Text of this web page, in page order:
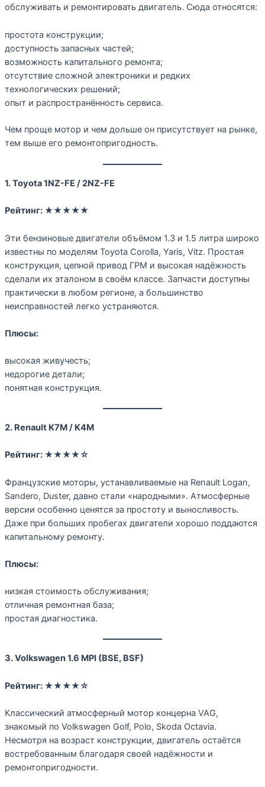
обслуживать и ремонтировать двигатель. Сюда относятся:
простота конструкции;
доступность запасных частей;
возможность капитального ремонта;
отсутствие сложной электроники и редких
технологических решений;
опыт и распространённость сервиса.
Чем проще мотор и чем дольше он присутствует на рынке,
тем выше его ремонтопригодность.
1. Toyota 1NZ-FE / 2NZ-FE
Рейтинг: ★★★★★
Эти бензиновые двигатели объёмом 1.3 и 1.5 литра широко
известны по моделям Toyota Corolla, Yaris, Vitz. Простая
конструкция, цепной привод ГРМ и высокая надёжность
сделали их эталоном в своём классе. Запчасти доступны
практически в любом регионе, а большинство
неисправностей легко устраняются.
Плюсы:
высокая живучесть;
недорогие детали;
понятная конструкция.
2. Renault K7M / K4M
Рейтинг: ★★★★☆
Французские моторы, устанавливаемые на Renault Logan,
Sandero, Duster, давно стали «народными». Атмосферные
версии особенно ценятся за простоту и выносливость.
Даже при больших пробегах двигатели хорошо поддаются
капитальному ремонту.
Плюсы:
низкая стоимость обслуживания;
отличная ремонтная база;
простая диагностика.
3. Volkswagen 1.6 MPI (BSE, BSF)
Рейтинг: ★★★★☆
Классический атмосферный мотор концерна VAG,
знакомый по Volkswagen Golf, Polo, Skoda Octavia.
Несмотря на возраст конструкции, двигатель остаётся
востребованным благодаря своей надёжности и
ремонтопригодности.